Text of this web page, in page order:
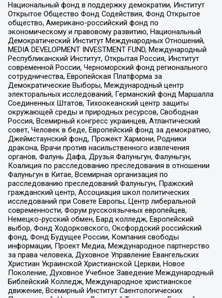
Национальный фонд в поддержку демократии, Институт
Открытое Общество Фонд Содействия, Фонд Открытое
общество, Американо-российский фонд по
экономическому и правовому развитию, Национальный
Демократический Институт Международных Отношений,
MEDIA DEVELOPMENT INVESTMENT FUND, Международный
Республиканский Институт, Открытая Россия, Институт
современной России, Черноморский фонд регионального
сотрудничества, Европейская Платформа за
Демократические Выборы, Международный центр
электоральных исследований, Германский фонд Маршалла
Соединенных Штатов, Тихоокеанский центр защиты
окружающей среды и природных ресурсов, Свободная
Россия, Всемирный конгресс украинцев, Атлантический
совет, Человек в беде, Европейский фонд за демократию,
Джеймстаунский фонд, Прожект Хармони, Родники
дракона, Врачи против насильственного извлечения
органов, Фалунь Дафа, Друзья Фалуньгун, Фалуньгун,
Коалиция по расследованию преследования в отношении
Фалуньгун в Китае, Всемирная организация по
расследованию преследований Фалуньгун, Пражский
гражданский центр, Ассоциация школ политических
исследований при Совете Европы, Центр либеральной
современности, Форум русскоязычных европейцев,
Немецко-русский обмен, Бард колледж, Европейский
выбор, Фонд Ходорковского, Оксфордский российский
фонд, Фонд Будущее России, Компания свободы
информации, Проект Медиа, Международное партнерство
за права человека, Духовное Управление Евангельских
Христиан Украинской Христианской Церкви, Новое
Поколение, Духовное Учебное Заведение Международный
Библейский Колледж, Международное христианское
движение, Всемирный Институт Саентологических